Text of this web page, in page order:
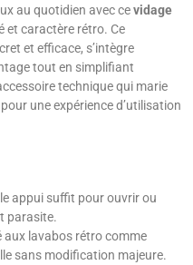
au quotidien avec cevidage
et caractère rétro. Ce
et efficace, s’intègre
tout en simplifiant
technique qui marie
une expérience d’utilisation
appui suffit pour ouvrir ou
parasite.
aux lavabos rétro comme
sans modification majeure.